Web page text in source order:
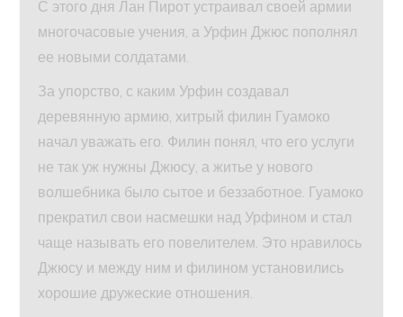
С этого дня Лан Пирот устраивал своей армии
многочасовые учения, а Урфин Джюс пополнял
ее новыми солдатами.
За упорство, с каким Урфин создавал
деревянную армию, хитрый филин Гуамоко
начал уважать его. Филин понял, что его услуги
не так уж нужны Джюсу, а житье у нового
волшебника было сытое и беззаботное. Гуамоко
прекратил свои насмешки над Урфином и стал
чаще называть его повелителем. Это нравилось
Джюсу и между ним и филином установились
хорошие дружеские отношения.